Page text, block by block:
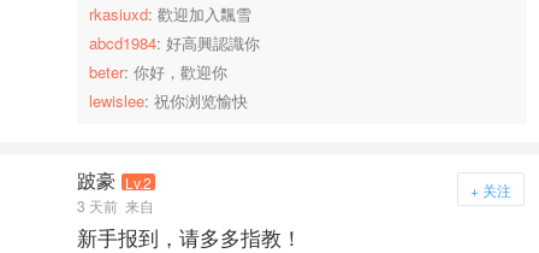
rkasiuxd: 歡迎加入飄雪
abcd1984: 好高興認識你
beter: 你好，歡迎你
lewislee: 祝你浏览愉快
跛豪 Lv.2
3 天前 来自
+ 关注
新手报到，请多多指教！